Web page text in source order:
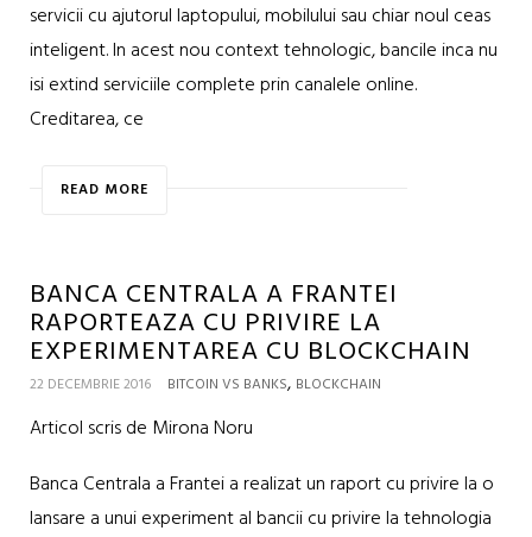
servicii cu ajutorul laptopului, mobilului sau chiar noul ceas
inteligent. In acest nou context tehnologic, bancile inca nu
isi extind serviciile complete prin canalele online.
Creditarea, ce
READ MORE
BANCA CENTRALA A FRANTEI
RAPORTEAZA CU PRIVIRE LA
EXPERIMENTAREA CU BLOCKCHAIN
22 DECEMBRIE 2016 BITCOIN VS BANKS, BLOCKCHAIN
Articol scris de Mirona Noru
Banca Centrala a Frantei a realizat un raport cu privire la o
lansare a unui experiment al bancii cu privire la tehnologia